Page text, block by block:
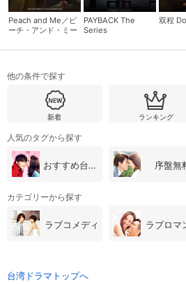
購入履歴
レンタル、購
確認が可能で
閲覧履歴
サイト内の
の削除も可能
視聴年齢制限
サイト内で表
能です。5段
す。
視聴デバイス一覧
スマホなどで
バイス連携の
Peach and Me／ピ
ーチ・アンド・ミー
PAYBACK The
Series
双程
他の条件で探す
新着 ランキング
人気のタグから探す
おすすめ台湾・中国ドラマ 序盤無
カテゴリーから探す
ラブコメディ ラブロマ
台湾ドラマトップへ